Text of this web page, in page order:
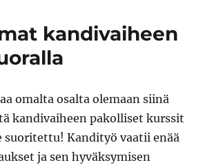
kandivaiheen
omalta osalta olemaan siinä
kandivaiheen pakolliset kurssit
suoritettu! Kandityö vaatii enää
ja sen hyväksymisen